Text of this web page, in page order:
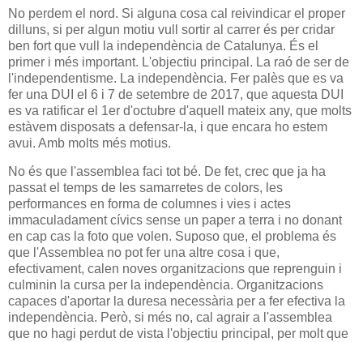
No perdem el nord. Si alguna cosa cal reivindicar el proper
dilluns, si per algun motiu vull sortir al carrer és per cridar
ben fort que vull la independència de Catalunya. És el
primer i més important. L'objectiu principal. La raó de ser de
l'independentisme. La independència. Fer palès que es va
fer una DUI el 6 i 7 de setembre de 2017, que aquesta DUI
es va ratificar el 1er d'octubre d'aquell mateix any, que molts
estàvem disposats a defensar-la, i que encara ho estem
avui. Amb molts més motius.
No és que l'assemblea faci tot bé. De fet, crec que ja ha
passat el temps de les samarretes de colors, les
performances en forma de columnes i vies i actes
immaculadament cívics sense un paper a terra i no donant
en cap cas la foto que volen. Suposo que, el problema és
que l'Assemblea no pot fer una altre cosa i que,
efectivament, calen noves organitzacions que reprenguin i
culminin la cursa per la independència. Organitzacions
capaces d'aportar la duresa necessària per a fer efectiva la
independència. Però, si més no, cal agrair a l'assemblea
que no hagi perdut de vista l'objectiu principal, per molt que